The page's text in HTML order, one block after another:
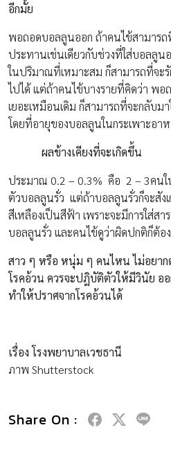
อีกมั้ย
พอถอดบอลลูนออก ถ้าคนไข้สามารถ
ประทานเช่นเดียวกับช่วงที่ใส่บอลลู
ในปริมาณที่เหมาะสม ก็สามารถที่จ
ไปได้ แต่ถ้าคนไข้บางรายที่คิดว่า พ
เยอะเหมือนเดิม ก็สามารถที่จะกลับม
โดยที่อายุของบอลลูนในกระเพาะอา
ผลข้างเคียงที่จะเกิดขึ้น
ประมาณ 0.2 – 0.3% คือ 2 – 3คนใ
ตัวบอลลูนรั่ว แต่ถ้าบอลลูนรั่วก็จะสัง
สีเหลืองเป็นสีฟ้า เพราะจะมีการใส่ส
บอลลูนรั่ว และคนไข้ดูว่าผิดปกติก็ต้
สาว ๆ หรือ หนุ่ม ๆ คนไหน ไม่อยา
โรคอ้วน ควรจะปฎิบัติตัวให้มีวินัย ออ
ทำให้ปราศจากโรคอ้วนได้
เรื่อง โรงพยาบาลเวชธานี
ภาพ Shutterstock
Share On :